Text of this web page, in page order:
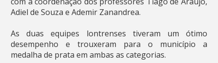
Adiel de Souza e Ademir Zanandrea.
As duas equipes lontrenses tiveram um ótimo
desempenho e trouxeram para o município a
medalha de prata em ambas as categorias.